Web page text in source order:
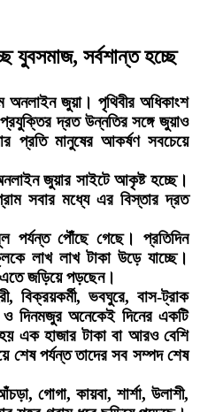
যুবসমাজ, সর্বশান্ত হচ্ছে
জুয়া। পৃথিবীর অধিকাংশ
দ্রত উন্নতির সঙ্গে জুয়াও
প্রতি মানুষের আকর্ষণ সবচেয়ে
জুয়ার সাইটে আকৃষ্ট হচ্ছে।
সবার মধ্যে এর বিস্তার দ্রত
পর্যন্ত পৌঁছে গেছে। প্রতিদিন
লাখ লাখ টাকা উড়ে যাচ্ছে।
জড়িয়ে পড়ছেন।
বিক্রয়কর্মী, ভবঘুরে, বাস-ট্রাক
ও দিনমজুর অনেকেই দিনের একটি
এক হাজার টাকা বা আরও বেশি
শেষ পর্যন্ত তাদের সব সম্পদ শেষ
গোগা, কায়বা, শার্শা, উলাশী,